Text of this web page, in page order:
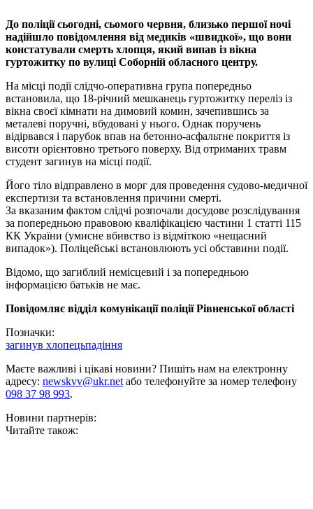
До поліції сьогодні, сьомого червня, близько першої ночі
надійшло повідомлення від медиків «швидкої», що вони
констатували смерть хлопця, який випав із вікна
гуртожитку по вулиці Соборній обласного центру.
На місці події слідчо-оперативна група попередньо
встановила, що 18-річний мешканець гуртожитку переліз із
вікна своєї кімнати на димовий комин, зачепившись за
металеві поручні, вбудовані у нього. Однак поручень
відірвався і парубок впав на бетонно-асфальтне покриття із
висоти орієнтовно третього поверху. Від отриманих травм
студент загинув на місці події.
Його тіло відправлено в морг для проведення судово-медичної
експертизи та встановлення причини смерті.
За вказаним фактом слідчі розпочали досудове розслідування
за попередньою правовою кваліфікацією частини 1 статті 115
КК України (умисне вбивство із відміткою «нещасний
випадок»). Поліцейські встановлюють усі обставини події.
Відомо, що загиблий немісцевий і за попередньою
інформацією батьків не має.
Повідомляє відділ комунікації поліції Рівненської області
Позначки:
загинув хлопецьпадіння
Маєте важливі і цікаві новини? Пишіть нам на електронну
адресу: newskvv@ukr.netабо телефонуйте за номер телефону
098 37 98 993.
Новини партнерів:
Читайте також: